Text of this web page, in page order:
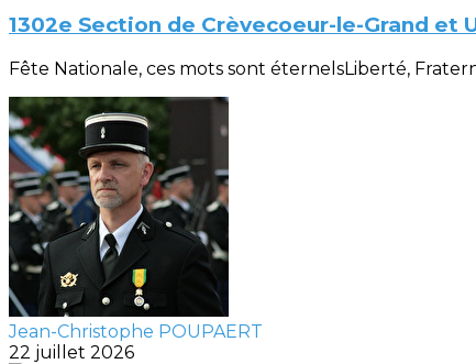
1302e Section de Crèvecoeur-le-Grand et
Fête Nationale, ces mots sont éternelsLiberté,
Jean-Christophe POUPAERT
22 juillet 2026